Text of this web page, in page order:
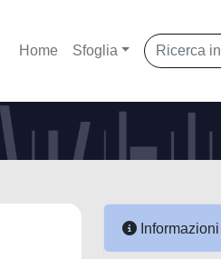
Home Sfoglia
Informazioni